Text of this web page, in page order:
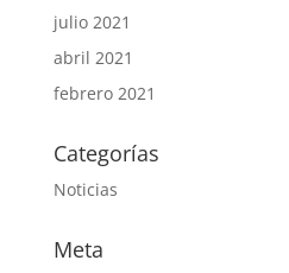
julio 2021
abril 2021
febrero 2021
Categorías
Noticias
Meta